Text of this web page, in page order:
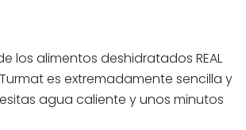
los alimentos deshidratados REAL
Turmat es extremadamente sencilla y
agua caliente y unos minutos